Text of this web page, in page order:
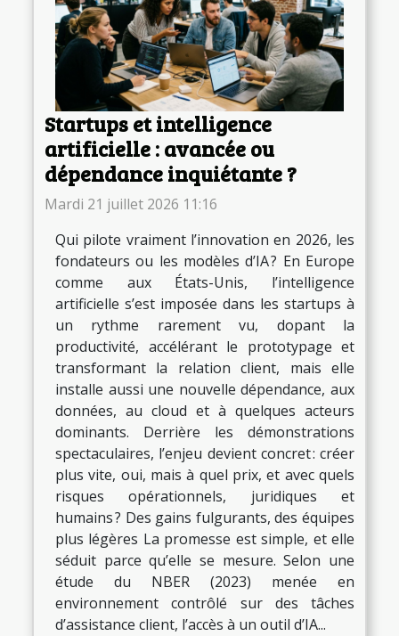
Startups et intelligence
artificielle : avancée ou
dépendance inquiétante ?
Mardi 21 juillet 2026 11:16
Qui pilote vraiment l’innovation en 2026, les
fondateurs ou les modèles d’IA ? En Europe
comme aux États-Unis, l’intelligence
artificielle s’est imposée dans les startups à
un rythme rarement vu, dopant la
productivité, accélérant le prototypage et
transformant la relation client, mais elle
installe aussi une nouvelle dépendance, aux
données, au cloud et à quelques acteurs
dominants. Derrière les démonstrations
spectaculaires, l’enjeu devient concret : créer
plus vite, oui, mais à quel prix, et avec quels
risques opérationnels, juridiques et
humains ? Des gains fulgurants, des équipes
plus légères La promesse est simple, et elle
séduit parce qu’elle se mesure. Selon une
étude du NBER (2023) menée en
environnement contrôlé sur des tâches
d’assistance client, l’accès à un outil d’IA...